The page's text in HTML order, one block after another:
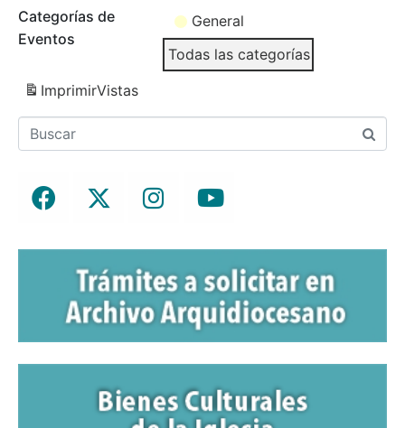
Categorías de
Eventos
General
Todas las categorías
ImprimirVistas